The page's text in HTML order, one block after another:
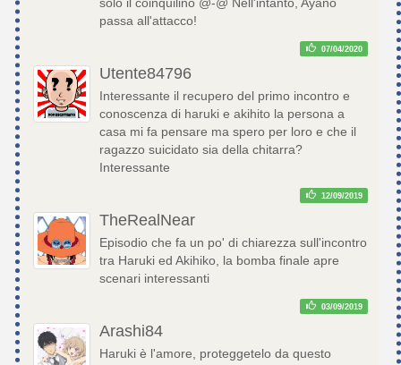
solo il coinquilino @-@ Nell'intanto, Ayano
passa all'attacco!
07/04/2020
Utente84796
Interessante il recupero del primo incontro e
conoscenza di haruki e akihito la persona a
casa mi fa pensare ma spero per loro e che il
ragazzo suicidato sia della chitarra?
Interessante
12/09/2019
TheRealNear
Episodio che fa un po' di chiarezza sull'incontro
tra Haruki ed Akihiko, la bomba finale apre
scenari interessanti
03/09/2019
Arashi84
Haruki è l'amore, proteggetelo da questo